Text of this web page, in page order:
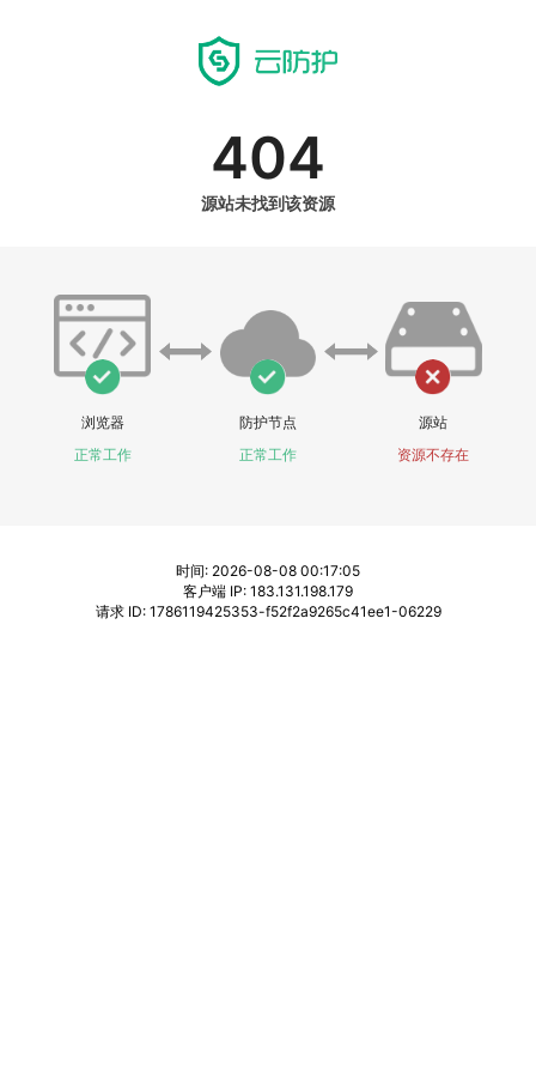
404
源站未找到该资源
浏览器
正常工作
防护节点
正常工作
源站
资源不存在
时间: 2026-08-08 00:17:05
客户端 IP: 183.131.198.179
请求 ID: 1786119425353-f52f2a9265c41ee1-06229